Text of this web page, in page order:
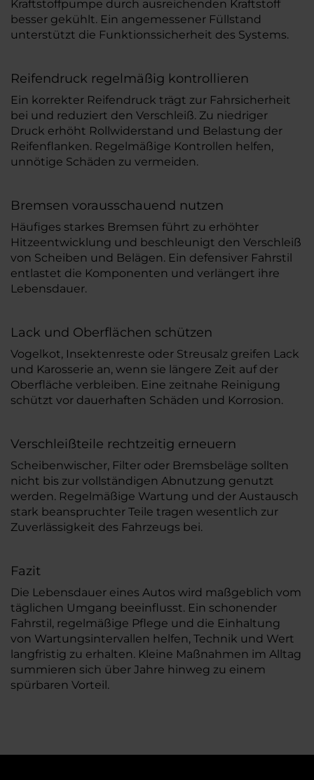
Kraftstoffpumpe durch ausreichenden Kraftstoff
besser gekühlt. Ein angemessener Füllstand
unterstützt die Funktionssicherheit des Systems.
Reifendruck regelmäßig kontrollieren
Ein korrekter Reifendruck trägt zur Fahrsicherheit
bei und reduziert den Verschleiß. Zu niedriger
Druck erhöht Rollwiderstand und Belastung der
Reifenflanken. Regelmäßige Kontrollen helfen,
unnötige Schäden zu vermeiden.
Bremsen vorausschauend nutzen
Häufiges starkes Bremsen führt zu erhöhter
Hitzeentwicklung und beschleunigt den Verschleiß
von Scheiben und Belägen. Ein defensiver Fahrstil
entlastet die Komponenten und verlängert ihre
Lebensdauer.
Lack und Oberflächen schützen
Vogelkot, Insektenreste oder Streusalz greifen Lack
und Karosserie an, wenn sie längere Zeit auf der
Oberfläche verbleiben. Eine zeitnahe Reinigung
schützt vor dauerhaften Schäden und Korrosion.
Verschleißteile rechtzeitig erneuern
Scheibenwischer, Filter oder Bremsbeläge sollten
nicht bis zur vollständigen Abnutzung genutzt
werden. Regelmäßige Wartung und der Austausch
stark beanspruchter Teile tragen wesentlich zur
Zuverlässigkeit des Fahrzeugs bei.
Fazit
Die Lebensdauer eines Autos wird maßgeblich vom
täglichen Umgang beeinflusst. Ein schonender
Fahrstil, regelmäßige Pflege und die Einhaltung
von Wartungsintervallen helfen, Technik und Wert
langfristig zu erhalten. Kleine Maßnahmen im Alltag
summieren sich über Jahre hinweg zu einem
spürbaren Vorteil.